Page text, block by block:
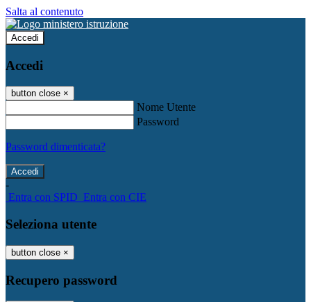
Salta al contenuto
Accedi
Accedi
button close ×
Nome Utente
Password
Password dimenticata?
-
Entra con SPID Entra con CIE
Seleziona utente
button close ×
Recupero password